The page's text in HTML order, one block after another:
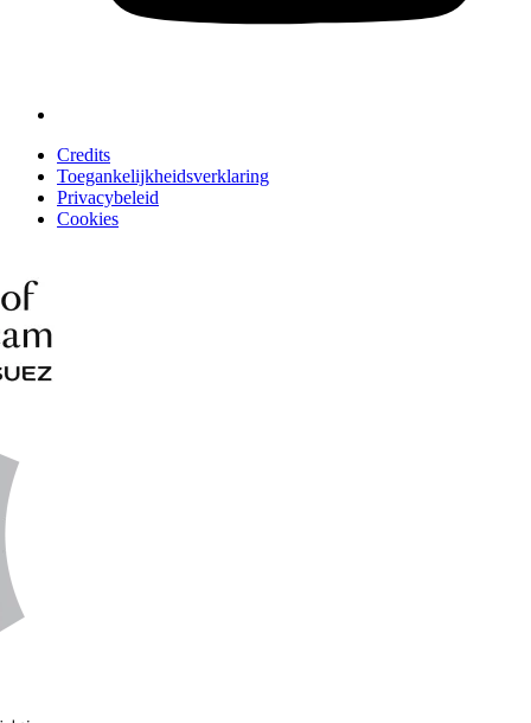
Credits
Toegankelijkheidsverklaring
Privacybeleid
Cookies